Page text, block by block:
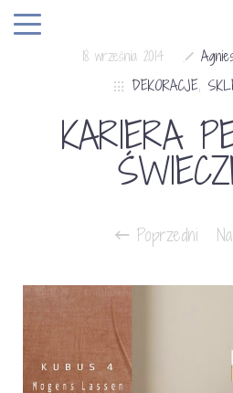
18 września 2014
DEKORACJE,
KARIERA
Poprzedni